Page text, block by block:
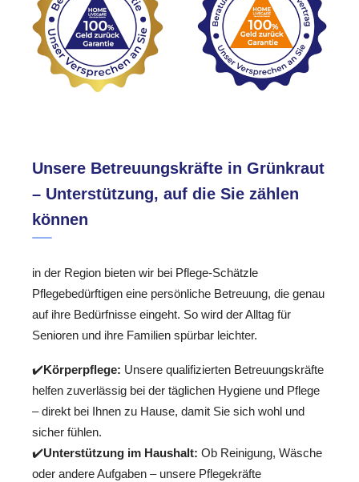
Unsere Betreuungskräfte in Grünkraut
– Unterstützung, auf die Sie zählen
können
in der Region bieten wir bei Pflege-Schätzle
Pflegebedürftigen eine persönliche Betreuung, die genau
auf ihre Bedürfnisse eingeht. So wird der Alltag für
Senioren und ihre Familien spürbar leichter.
✔️Körperpflege: Unsere qualifizierten Betreuungskräfte
helfen zuverlässig bei der täglichen Hygiene und Pflege
– direkt bei Ihnen zu Hause, damit Sie sich wohl und
sicher fühlen.
✔️Unterstützung im Haushalt: Ob Reinigung, Wäsche
oder andere Aufgaben – unsere Pflegekräfte